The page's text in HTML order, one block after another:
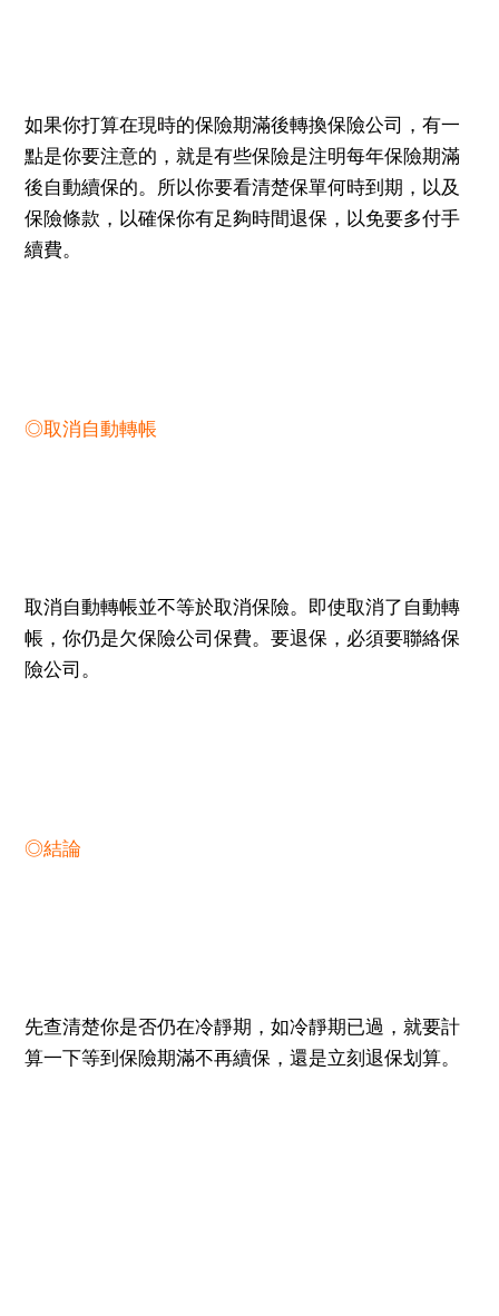
如果你打算在現時的保險期滿後轉換保險公司，有一
點是你要注意的，就是有些保險是注明每年保險期滿
後自動續保的。所以你要看清楚保單何時到期，以及
保險條款，以確保你有足夠時間退保，以免要多付手
續費。
◎取消自動轉帳
取消自動轉帳並不等於取消保險。即使取消了自動轉
帳，你仍是欠保險公司保費。要退保，必須要聯絡保
險公司。
◎結論
先查清楚你是否仍在冷靜期，如冷靜期已過，就要計
算一下等到保險期滿不再續保，還是立刻退保划算。